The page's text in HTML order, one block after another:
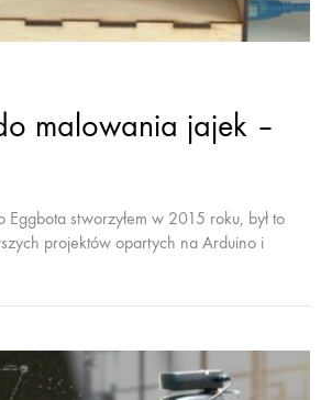
malowania jajek –
stworzyłem w 2015 roku, był to
projektów opartych na Arduino i
działał ale nie był zbyt precyzyjny a